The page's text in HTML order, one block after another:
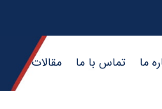
ما تماس با ما مقالات